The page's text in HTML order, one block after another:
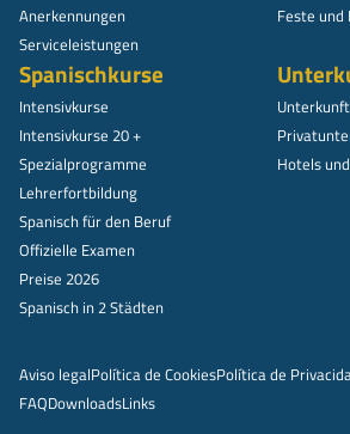
Anerkennungen
Serviceleistungen
Feste und
Spanischkurse
Intensivkurse
Intensivkurse 20 +
Spezialprogramme
Lehrerfortbildung
Spanisch für den Beruf
Offizielle Examen
Preise 2026
Spanisch in 2 Städten
Hotels
Aviso legalPolítica de CookiesPolítica de
FAQDownloadsLinks